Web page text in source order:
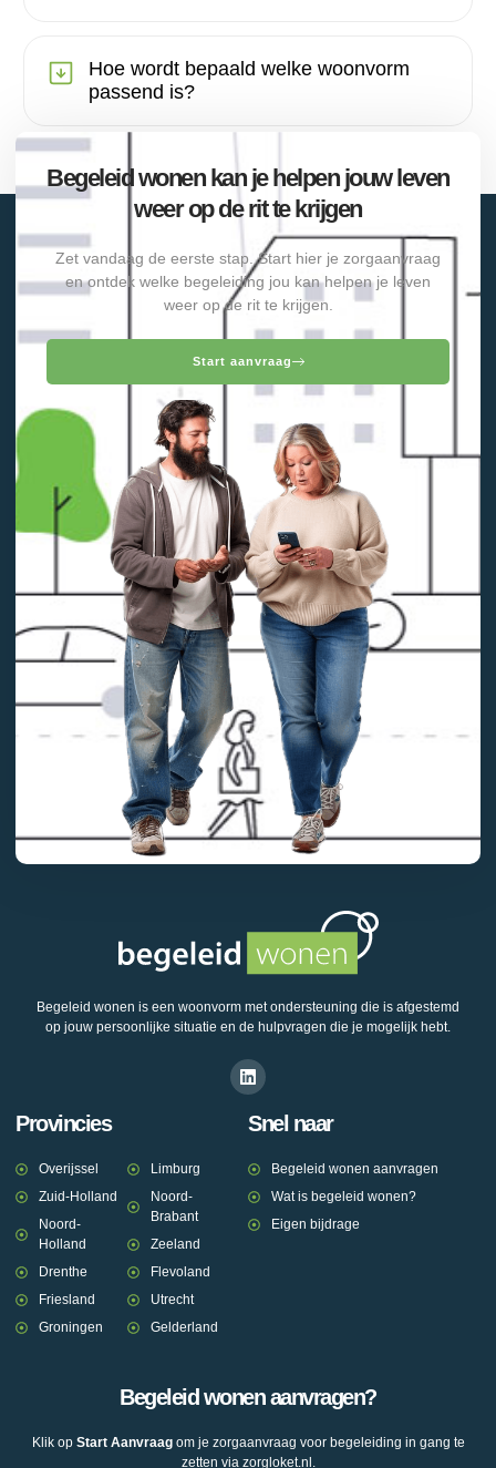
Hoe wordt bepaald welke woonvorm
passend is?
Begeleid wonen kan je helpen jouw leven
weer op de rit te krijgen
Zet vandaag de eerste stap. Start hier je zorgaanvraag
en ontdek welke begeleiding jou kan helpen je leven
weer op de rit te krijgen.
Start aanvraag
Begeleid wonen is een woonvorm met ondersteuning die is afgestemd
op jouw persoonlijke situatie en de hulpvragen die je mogelijk hebt.
Provincies
Overijssel
Zuid-Holland
Noord-
Holland
Drenthe
Friesland
Groningen
Limburg
Noord-
Brabant
Zeeland
Flevoland
Utrecht
Gelderland
Snel naar
Begeleid wonen aanvragen
Wat is begeleid wonen?
Eigen bijdrage
Begeleid wonen aanvragen?
Klik op Start Aanvraagom je zorgaanvraag voor begeleiding in gang te
zetten via zorgloket.nl.